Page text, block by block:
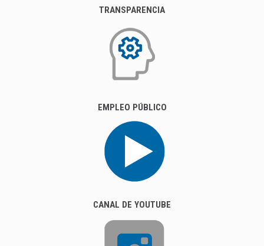
TRANSPARENCIA
EMPLEO PÚBLICO
CANAL DE YOUTUBE